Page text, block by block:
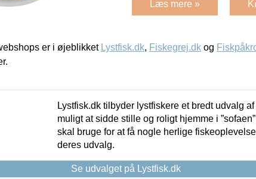
Læs mere »
er i øjeblikket Lystfisk.dk, Fiskegrej.dk og
Lystfisk.dk tilbyder lystfiskere et bredt udvalg
muligt at sidde stille og roligt hjemme i
skal bruge for at få nogle herlige
deres udvalg.
Se udvalget på Lystfisk.dk